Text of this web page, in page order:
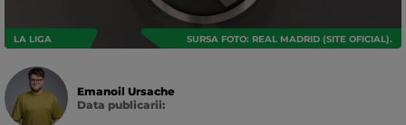
LA LIGA SURSA FOTO: REAL MADRID (SITE OFICIAL).
Emanoil Ursache
Data publicarii: